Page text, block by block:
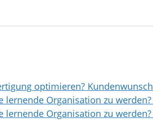
optimieren?
Organisation zu werden?
Organisation zu werden?